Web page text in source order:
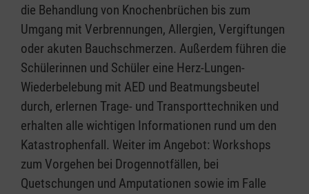
die Behandlung von Knochenbrüchen bis zum
Umgang mit Verbrennungen, Allergien, Vergiftungen
oder akuten Bauchschmerzen. Außerdem führen die
Schülerinnen und Schüler eine Herz-Lungen-
Wiederbelebung mit AED und Beatmungsbeutel
durch, erlernen Trage- und Transporttechniken und
erhalten alle wichtigen Informationen rund um den
Katastrophenfall. Weiter im Angebot: Workshops
zum Vorgehen bei Drogennotfällen, bei
Quetschungen und Amputationen sowie im Falle